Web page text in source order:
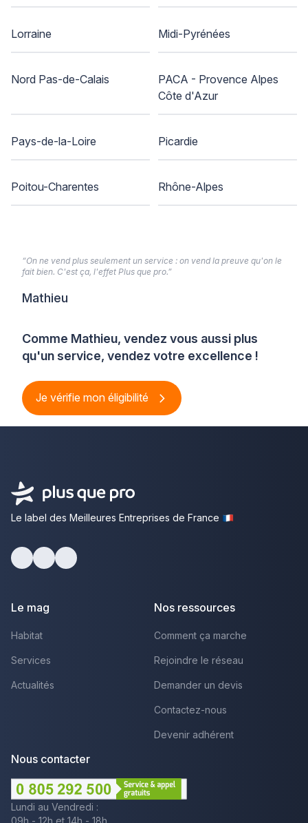
Lorraine Midi-Pyrénées
Nord Pas-de-Calais
PACA - Provence Alpes
Côte d'Azur
Pays-de-la-Loire Picardie
Poitou-Charentes Rhône-Alpes
Comme Mathieu, vendez vous aussi plus
qu'un service, vendez votre excellence !
Je vérifie mon éligibilité
“On ne vend plus seulement un service : on vend la preuve qu'on le
fait bien. C'est ça, l'effet Plus que pro.”
Mathieu
Le label des Meilleures Entreprises de France
Le mag
Habitat
Services
Actualités
Nos ressources
Comment ça marche
Rejoindre le réseau
Demander un devis
Contactez-nous
Devenir adhérent
Nous contacter
Lundi au Vendredi :
09h - 12h et 14h - 18h